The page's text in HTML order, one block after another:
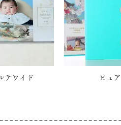
テワイド ピュア